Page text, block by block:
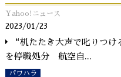
Yahoo!ニュース
2023/01/23
“机たたき大声で叱りつ
を停職処分 航空自...
パワハラ